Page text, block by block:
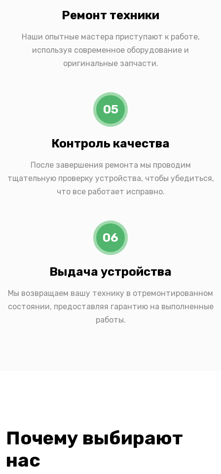
Ремонт техники
Наши опытные мастера приступают к работе,
используя современное оборудование и
оригинальные запчасти.
05
Контроль качества
После завершения ремонта мы проводим
тщательную проверку устройства, чтобы убедиться,
что все работает исправно.
06
Выдача устройства
Мы возвращаем вашу технику в отремонтированном
состоянии, предоставляя гарантию на выполненные
работы.
Почему выбирают
нас